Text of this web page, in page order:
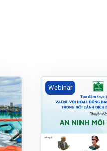
dầu theo Quyết định số 12/
VACNE với hoạt
Webinar